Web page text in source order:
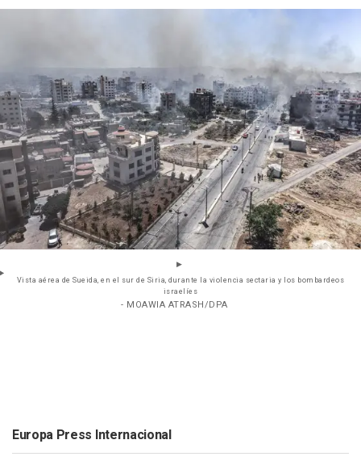
Vista aérea de Sueida, en el sur de Siria, durante la violencia sectaria y los bombardeos
israelíes
- MOAWIA ATRASH/DPA
Europa Press Internacional